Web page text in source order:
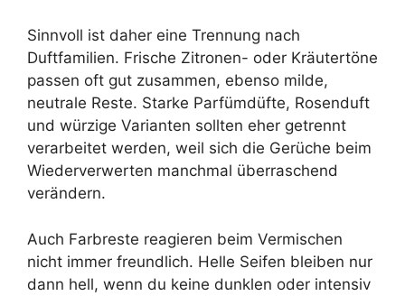
Sinnvoll ist daher eine Trennung nach
Duftfamilien. Frische Zitronen- oder Kräutertöne
passen oft gut zusammen, ebenso milde,
neutrale Reste. Starke Parfümdüfte, Rosenduft
und würzige Varianten sollten eher getrennt
verarbeitet werden, weil sich die Gerüche beim
Wiederverwerten manchmal überraschend
verändern.
Auch Farbreste reagieren beim Vermischen
nicht immer freundlich. Helle Seifen bleiben nur
dann hell, wenn du keine dunklen oder intensiv